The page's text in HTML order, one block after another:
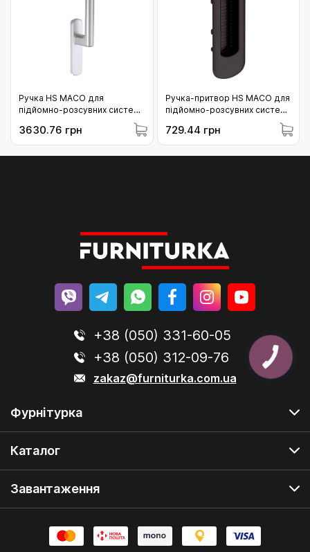
Ручка HS MACO для
підйомно-розсувних систем
3630.76 грн
Ручка-притвор HS MACO для
підйомно-розсувних систем
(370973)
729.44 грн
+38 (050) 331-60-05
+38 (050) 312-09-76
zakaz@furniturka.com.ua
Фурнітурка
Каталог
Завантаження